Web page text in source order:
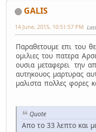
GALIS
14 June, 2015, 10:51:57 PM
Παραθετουμε επι του
ομιλιες του πατερα
ουσια μεταφερει την
αυτηκουος μαρτυρας
μαλιστα πολλες φορες
Quote
Απο το 33 λεπτο και